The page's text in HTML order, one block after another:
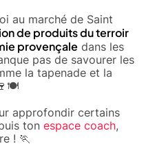
au marché de Saint
de produits du terroir
provençale dans les
pas de savourer les
la tapenade et la
approfondir certains
ton espace coach,
! 🏃